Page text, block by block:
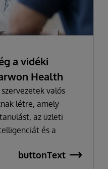
a vidéki
Health
valós
létre, amely
az üzleti
és a
buttonText